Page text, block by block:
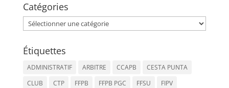
Catégories
Catégories
Étiquettes
ADMINISTRATIF ARBITRE CCAPB
CESTA PUNTA
CLUB
CTP FFPB FFPB PGC FFSU FIPV